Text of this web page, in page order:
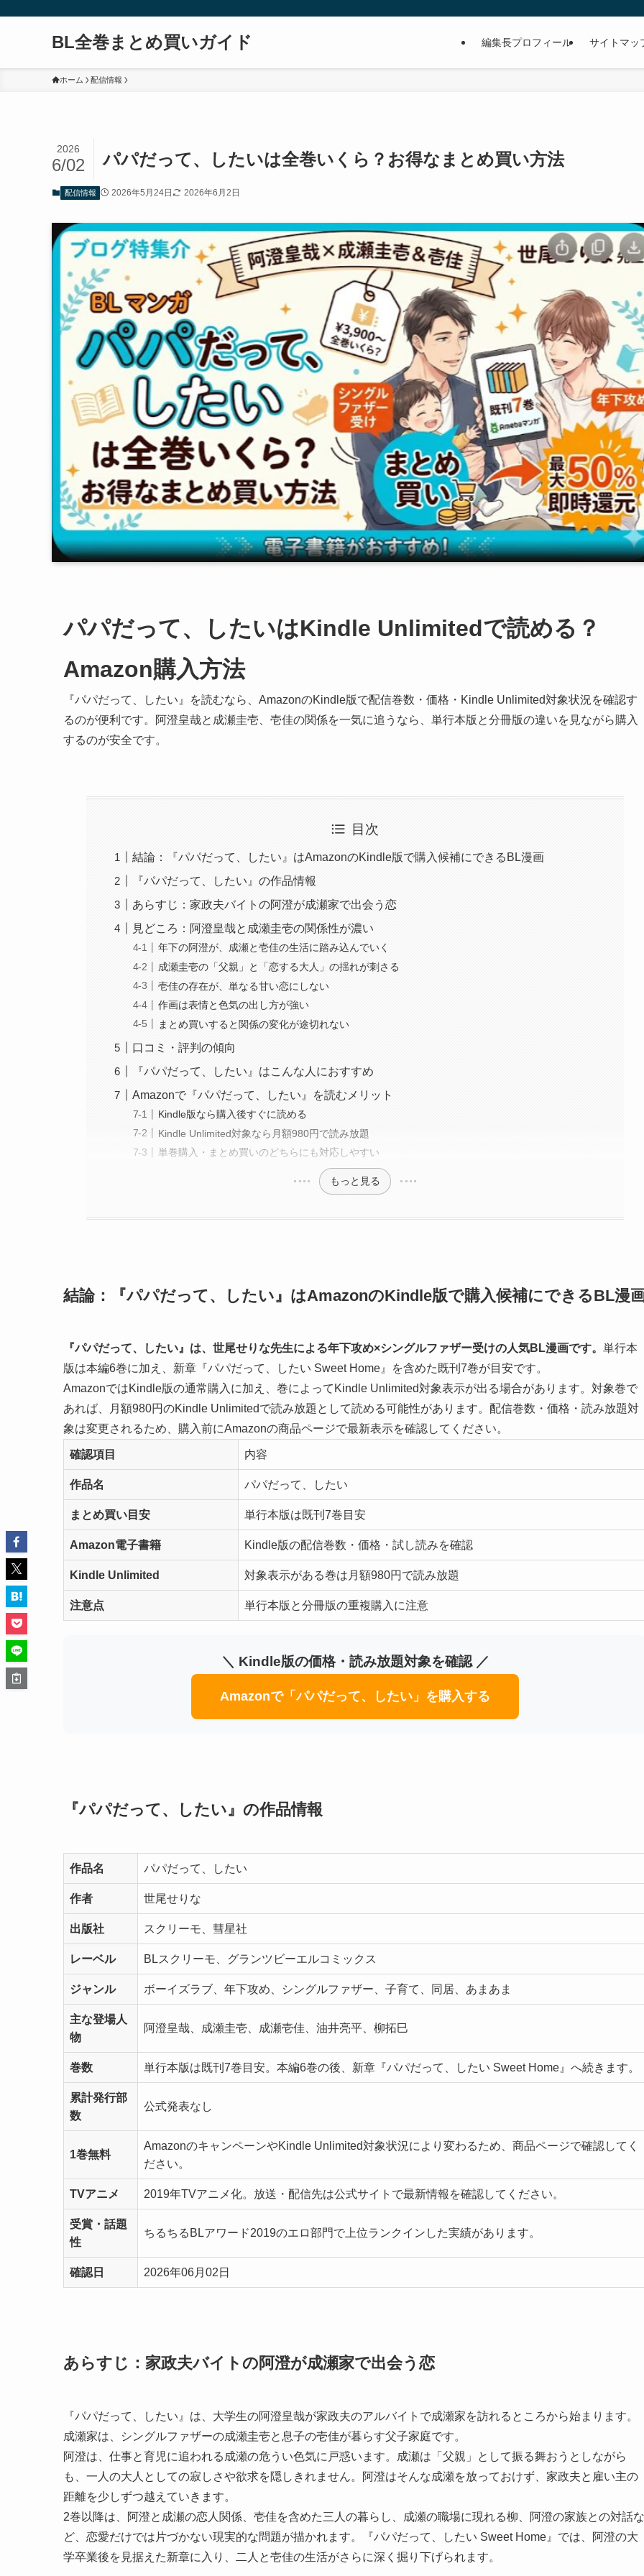
BL全巻まとめ買いガイド 編集長プロフィール サイトマッ
ホーム 配信情報
パパだって、したいは全巻いくら？お得なまとめ買い方法
2026
6/02
配信情報 2026年5月24日 2026年6月2日
パパだって、したいはKindle Unlimitedで読める？
Amazon購入方法
『パパだって、したい』を読むなら、AmazonのKindle版で配信巻数・価格・Kindle Unlimited対象状況を確認す
るのが便利です。阿澄皇哉と成瀬圭壱、壱佳の関係を一気に追うなら、単行本版と分冊版の違いを見ながら購入
するのが安全です。
目次
結論：『パパだって、したい』はAmazonのKindle版で購入候補にできるBL漫画
『パパだって、したい』の作品情報
あらすじ：家政夫バイトの阿澄が成瀬家で出会う恋
見どころ：阿澄皇哉と成瀬圭壱の関係性が濃い
年下の阿澄が、成瀬と壱佳の生活に踏み込んでいく
成瀬圭壱の「父親」と「恋する大人」の揺れが刺さる
壱佳の存在が、単なる甘い恋にしない
作画は表情と色気の出し方が強い
まとめ買いすると関係の変化が途切れない
口コミ・評判の傾向
『パパだって、したい』はこんな人におすすめ
Amazonで『パパだって、したい』を読むメリット
Kindle版なら購入後すぐに読める
Kindle Unlimited対象なら月額980円で読み放題
単巻購入・まとめ買いのどちらにも対応しやすい
もっと見る
結論：『パパだって、したい』はAmazonのKindle版で購入候補にできるBL漫
『パパだって、したい』は、世尾せりな先生による年下攻め×シングルファザー受けの人気BL漫画です。 単行本
版は本編6巻に加え、新章『パパだって、したい Sweet Home』を含めた既刊7巻が目安です。
AmazonではKindle版の通常購入に加え、巻によってKindle Unlimited対象表示が出る場合があります。対象巻で
あれば、月額980円のKindle Unlimitedで読み放題として読める可能性があります。配信巻数・価格・読み放題対
象は変更されるため、購入前にAmazonの商品ページで最新表示を確認してください。
確認項目 内容
作品名 パパだって、したい
まとめ買い目安 単行本版は既刊7巻目安
Amazon電子書籍 Kindle版の配信巻数・価格・試し読みを確認
Kindle Unlimited 対象表示がある巻は月額980円で読み放題
注意点 単行本版と分冊版の重複購入に注意
＼ Kindle版の価格・読み放題対象を確認 ／
Amazonで「パパだって、したい」を購入する
『パパだって、したい』の作品情報
作品名 パパだって、したい
作者 世尾せりな
出版社 スクリーモ、彗星社
レーベル BLスクリーモ、グランツビーエルコミックス
ジャンル ボーイズラブ、年下攻め、シングルファザー、子育て、同居、あまあま
主な登場人
物
阿澄皇哉、成瀬圭壱、成瀬壱佳、油井亮平、柳拓巳
巻数 単行本版は既刊7巻目安。本編6巻の後、新章『パパだって、したい Sweet Home』へ続きます。
累計発行部
数
公式発表なし
1巻無料
AmazonのキャンペーンやKindle Unlimited対象状況により変わるため、商品ページで確認してく
ださい。
TVアニメ 2019年TVアニメ化。放送・配信先は公式サイトで最新情報を確認してください。
受賞・話題
性
ちるちるBLアワード2019のエロ部門で上位ランクインした実績があります。
確認日 2026年06月02日
あらすじ：家政夫バイトの阿澄が成瀬家で出会う恋
『パパだって、したい』は、大学生の阿澄皇哉が家政夫のアルバイトで成瀬家を訪れるところから始まります。
成瀬家は、シングルファザーの成瀬圭壱と息子の壱佳が暮らす父子家庭です。
阿澄は、仕事と育児に追われる成瀬の危うい色気に戸惑います。成瀬は「父親」として振る舞おうとしながら
も、一人の大人としての寂しさや欲求を隠しきれません。阿澄はそんな成瀬を放っておけず、家政夫と雇い主の
距離を少しずつ越えていきます。
2巻以降は、阿澄と成瀬の恋人関係、壱佳を含めた三人の暮らし、成瀬の職場に現れる柳、阿澄の家族との対話な
ど、恋愛だけでは片づかない現実的な問題が描かれます。『パパだって、したい Sweet Home』では、阿澄の大
学卒業後を見据えた新章に入り、二人と壱佳の生活がさらに深く掘り下げられます。